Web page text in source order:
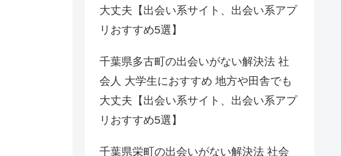
大丈夫【出会い系サイト、出会い系アプ
リおすすめ5選】
千葉県多古町の出会いがない解決法 社
会人 大学生におすすめ 地方や田舎でも
大丈夫【出会い系サイト、出会い系アプ
リおすすめ5選】
千葉県栄町の出会いがない解決法 社会